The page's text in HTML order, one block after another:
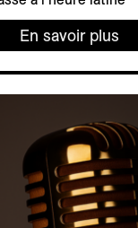
En savoir plus